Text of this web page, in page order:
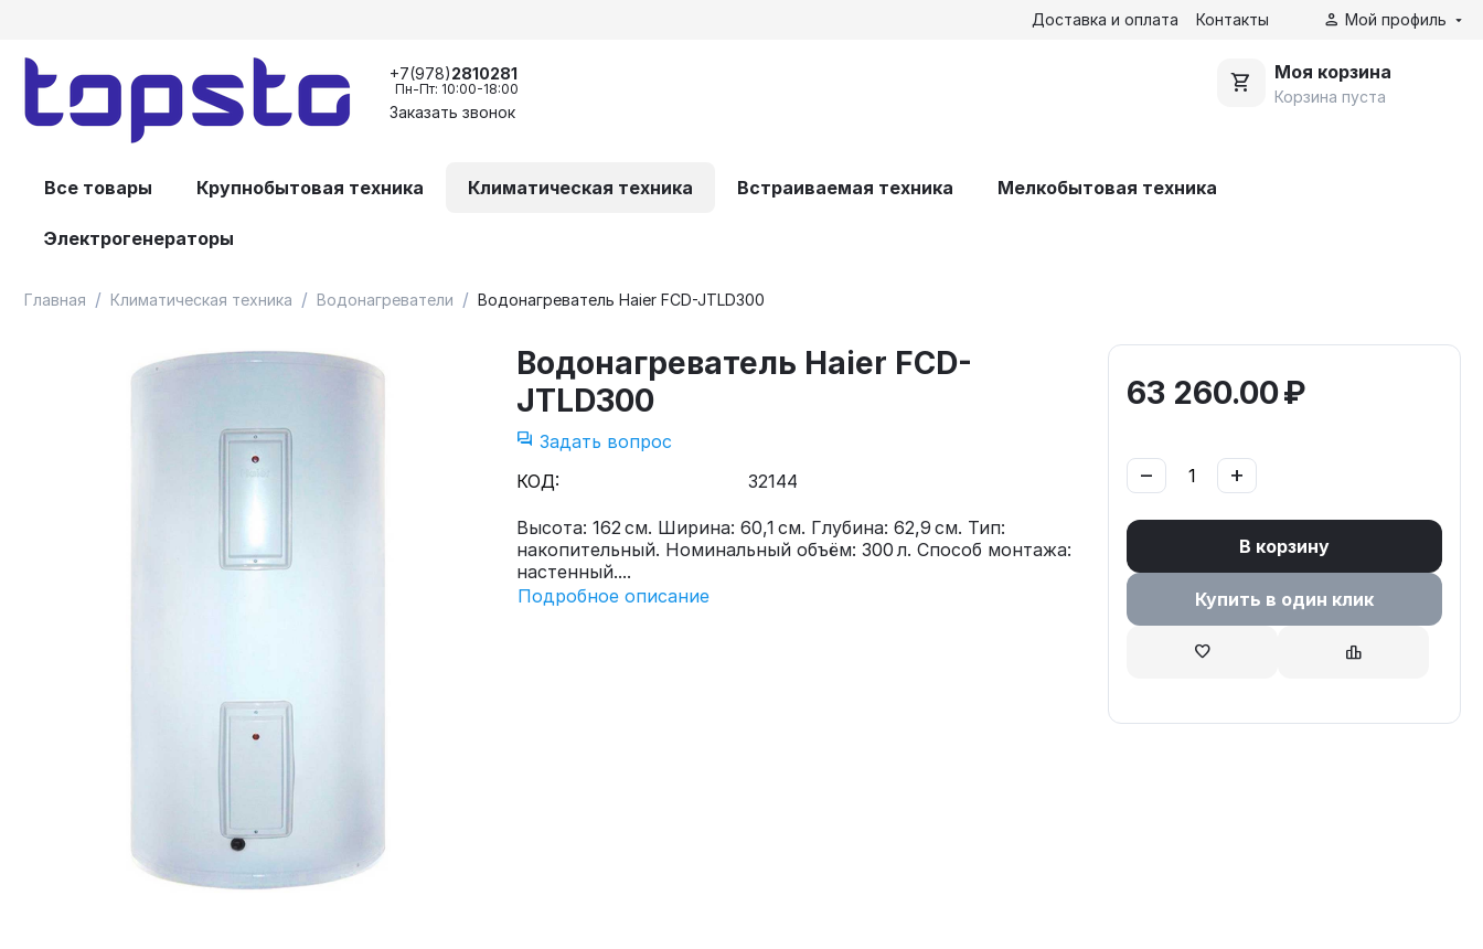
Доставка и оплата Контакты Мой профиль
+7(978)2810281
Пн-Пт: 10:00-18:00
Заказать звонок
Моя корзина
Корзина пуста
Все товары Крупнобытовая техника Климатическая техника Встраиваемая техника Мелкобытовая техника
Электрогенераторы
Главная / Климатическая техника / Водонагреватели / Водонагреватель Haier FCD-JTLD300
Водонагреватель Haier FCD-
JTLD300
Задать вопрос
КОД:
32144
Высота: 162 см. Ширина: 60,1 см. Глубина: 62,9 см. Тип:
накопительный. Номинальный объём: 300 л. Способ монтажа:
настенный....
Подробное описание
63 260.00₽
+
−
В корзину
Купить в один клик